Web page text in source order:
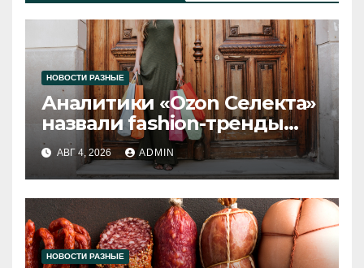
НОВОСТИ РАЗНЫЕ
Аналитики «Ozon Селекта»
назвали fashion-тренды
2026 года
АВГ 4, 2026 ADMIN
НОВОСТИ РАЗНЫЕ